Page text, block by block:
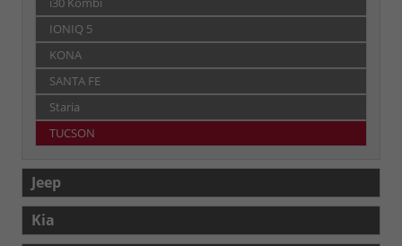
IONIQ 5
KONA
SANTA FE
Staria
TUCSON
Jeep
Kia